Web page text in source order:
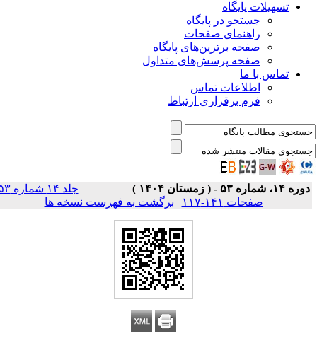
تسهیلات پایگاه
جستجو در پایگاه
راهنمای صفحات
صفحه برترین‌های پایگاه
صفحه پرسش‌های متداول
تماس با ما
اطلاعات تماس
فرم برقراری ارتباط
۱۴، شماره ۵۳ - ( زمستان ۱۴۰۴ )
جلد ۱۴ شماره ۵۳
صفحات ۱۴۱-۱۱۷
| برگشت به فهرست نسخه ها